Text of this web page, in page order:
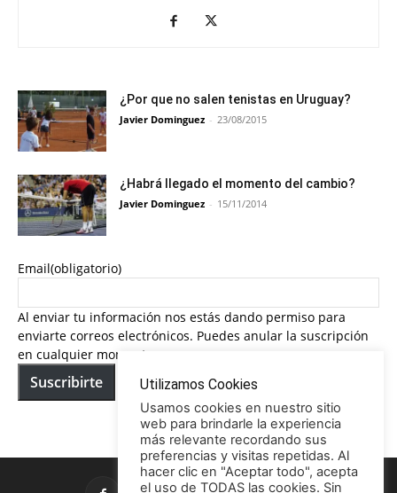
¿Por que no salen tenistas en Uruguay?
Javier Dominguez - 23/08/2015
¿Habrá llegado el momento del cambio?
Javier Dominguez - 15/11/2014
Email(obligatorio)
Al enviar tu información nos estás dando permiso para
enviarte correos electrónicos. Puedes anular la suscripción
en cualquier momento.
Suscribirte Utilizamos Cookies
Usamos cookies en nuestro sitio
web para brindarle la experiencia
más relevante recordando sus
preferencias y visitas repetidas. Al
hacer clic en "Aceptar todo", acepta
el uso de TODAS las cookies. Sin